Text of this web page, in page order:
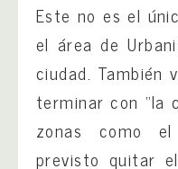
Este no es el
el área de
ciudad. También
terminar con “la
zonas como
previsto quitar